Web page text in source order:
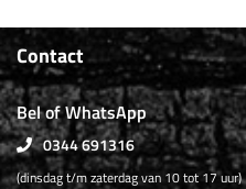
Contact
Bel of WhatsApp
0344 691316
(dinsdag t/m zaterdag van 10 tot 17 uur)